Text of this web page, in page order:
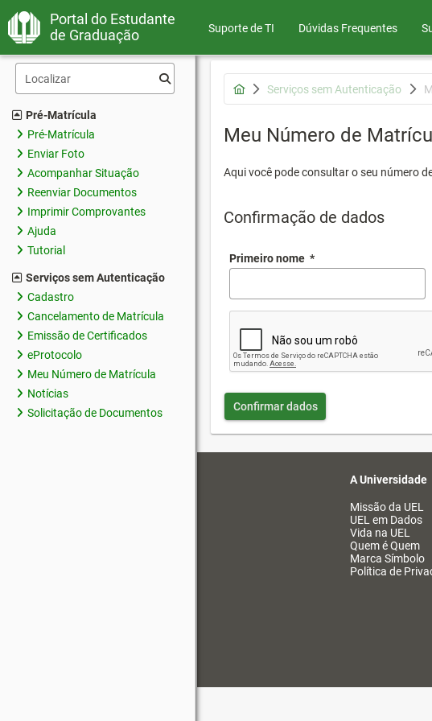
Portal do Estudante
de Graduação
Suporte de TI Dúvidas Frequentes
Pré-Matrícula
Pré-Matrícula
Enviar Foto
Acompanhar Situação
Reenviar Documentos
Imprimir Comprovantes
Ajuda
Tutorial
Serviços sem Autenticação
Cadastro
Cancelamento de Matrícula
Emissão de Certificados
eProtocolo
Meu Número de Matrícula
Notícias
Solicitação de Documentos
Serviços sem Autenticação
Meu Número de
Aqui você pode consultar o seu número
Confirmação de dados
Primeiro nome *
Confirmar dados
A Universidade
Missão da UEL
UEL em Dados
Vida na UEL
Quem é Quem
Marca Símbolo
Política de